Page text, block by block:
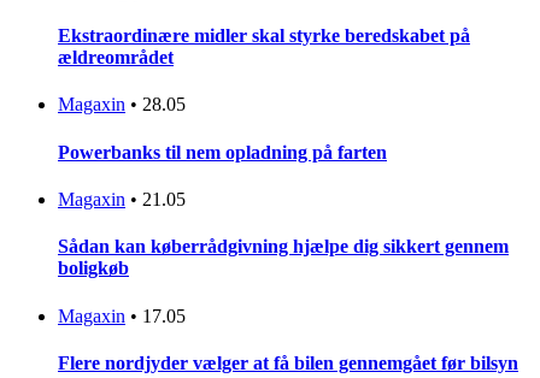
Ekstraordinære midler skal styrke beredskabet på
ældreområdet
Magaxin • 28.05
Powerbanks til nem opladning på farten
Magaxin • 21.05
Sådan kan køberrådgivning hjælpe dig sikkert gennem
boligkøb
Magaxin • 17.05
Flere nordjyder vælger at få bilen gennemgået før bilsyn